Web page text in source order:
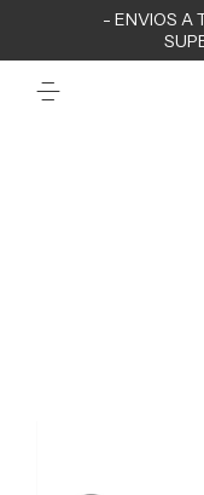
- ENVIOS A